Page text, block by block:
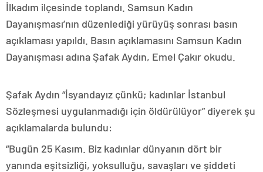
İlkadım ilçesinde toplandı. Samsun Kadın
Dayanışması’nın düzenlediği yürüyüş sonrası basın
açıklaması yapıldı. Basın açıklamasını Samsun Kadın
Dayanışması adına Şafak Aydın, Emel Çakır okudu.
Şafak Aydın “İsyandayız çünkü; kadınlar İstanbul
Sözleşmesi uygulanmadığı için öldürülüyor” diyerek şu
açıklamalarda bulundu:
“Bugün 25 Kasım. Biz kadınlar dünyanın dört bir
yanında eşitsizliği, yoksulluğu, savaşları ve şiddeti